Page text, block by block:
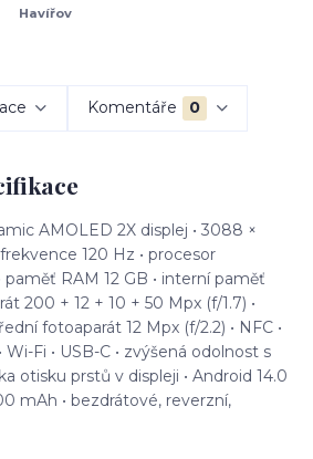
Havířov
Komentáře 0
AMOLED 2X displej • 3088 ×
120 Hz • procesor
paměť RAM 12 GB • interní paměť
200 + 12 + 10 + 50 Mpx (f/1.7) •
fotoaparát 12 Mpx (f/2.2) • NFC •
Wi-Fi • USB-C • zvýšená odolnost s
otisku prstů v displeji • Android 14.0
mAh • bezdrátové, reverzní,